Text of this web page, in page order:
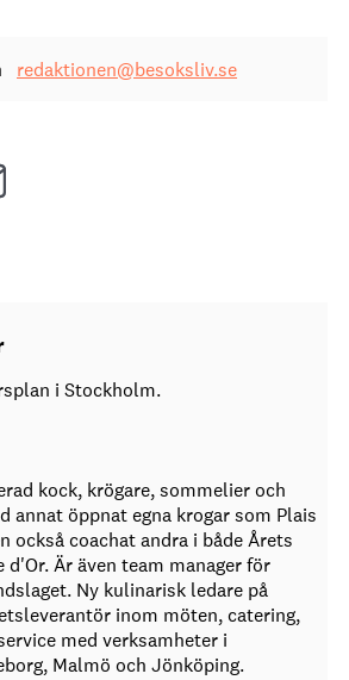
redaktionen@besoksliv.se
i Stockholm.
kock, krögare, sommelier och
annat öppnat egna krogar som Plais
också coachat andra i både Årets
d'Or. Är även team manager för
Ny kulinarisk ledare på
inom möten, catering,
med verksamheter i
Malmö och Jönköping.